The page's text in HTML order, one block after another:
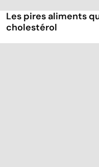
Les pires aliments
cholestérol